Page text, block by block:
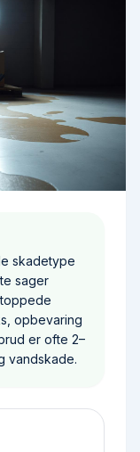
skadetype
sager
opbevaring
er ofte 2–
vandskade.